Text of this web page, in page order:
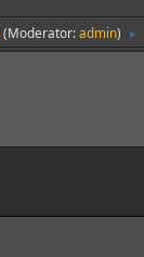
(Moderator:admin) ►